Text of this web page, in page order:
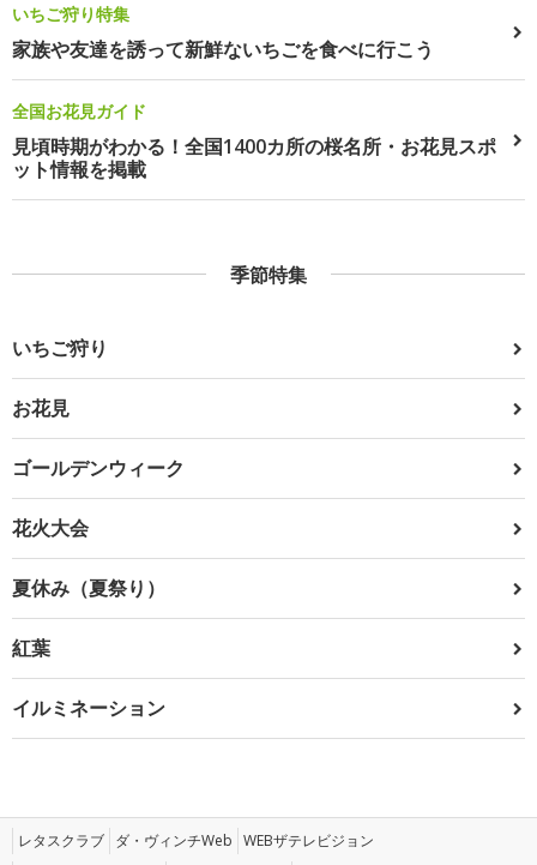
いちご狩り特集
家族や友達を誘って新鮮ないちごを食べに行こう
全国お花見ガイド
見頃時期がわかる！全国1400カ所の桜名所・お花見スポ
ット情報を掲載
季節特集
いちご狩り
お花見
ゴールデンウィーク
花火大会
夏休み（夏祭り）
紅葉
イルミネーション
レタスクラブ ダ・ヴィンチWeb WEBザテレビジョン